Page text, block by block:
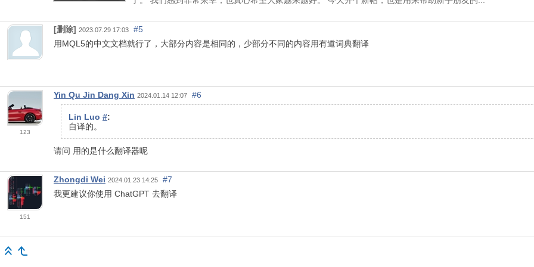
[删除] 2023.07.29 17:03
#5
用MQL5的中文文档就行了，大部分内容是相同的，少部分不同的内容用有道词典翻译
123
Yin Qu Jin Dang Xin 2024.01.14 12:07 #6
Lin Luo #:
自译的。
请问 用的是什么翻译器呢
151
Zhongdi Wei 2024.01.23 14:25
#7
我更建议你使用 ChatGPT 去翻译